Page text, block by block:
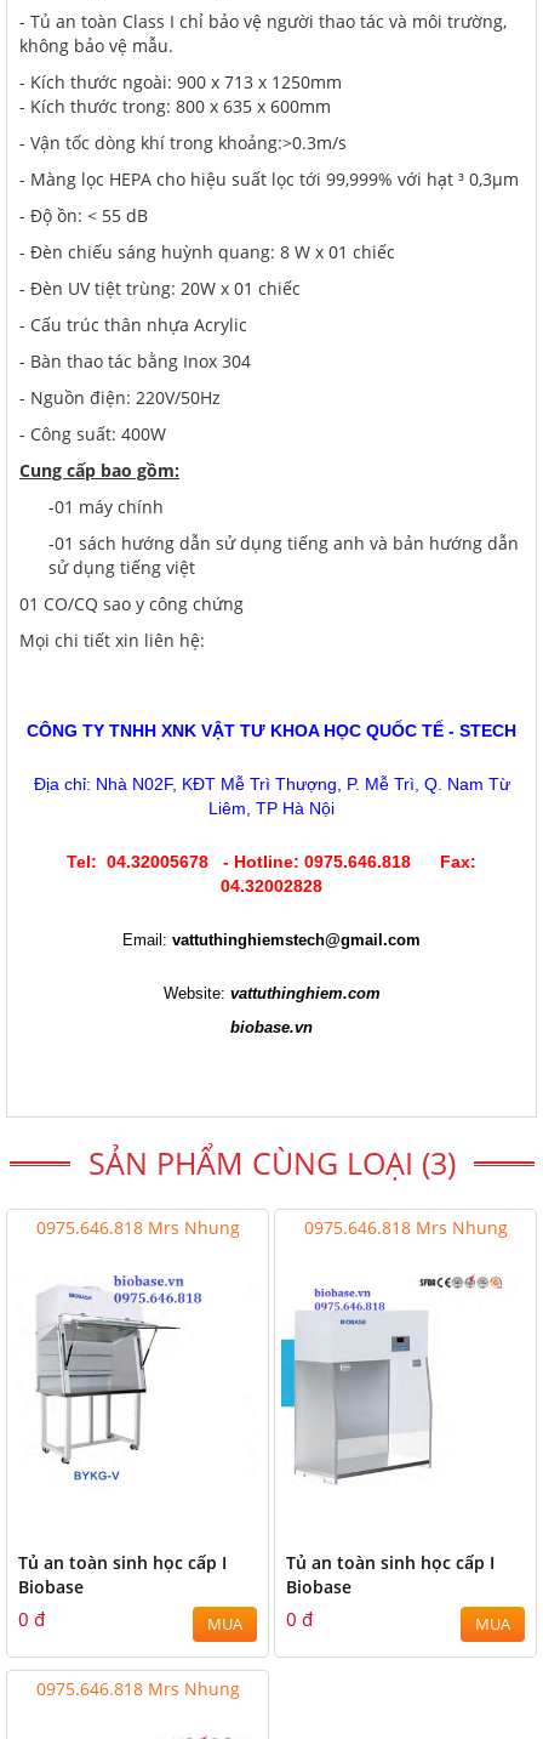
- Tủ an toàn Class I chỉ bảo vệ người thao tác và môi trường,
không bảo vệ mẫu.
- Kích thước ngoài: 900 x 713 x 1250mm
- Kích thước trong: 800 x 635 x 600mm
- Vận tốc dòng khí trong khoảng:>0.3m/s
- Màng lọc HEPA cho hiệu suất lọc tới 99,999% với hạt ³ 0,3µm
- Độ ồn: < 55 dB
- Đèn chiếu sáng huỳnh quang: 8 W x 01 chiếc
- Đèn UV tiệt trùng: 20W x 01 chiếc
- Cấu trúc thân nhựa Acrylic
- Bàn thao tác bằng Inox 304
- Nguồn điện: 220V/50Hz
- Công suất: 400W
Cung cấp bao gồm:
-01 máy chính
-01 sách hướng dẫn sử dụng tiếng anh và bản hướng dẫn
sử dụng tiếng việt
01 CO/CQ sao y công chứng
Mọi chi tiết xin liên hệ:
CÔNG TY TNHH XNK VẬT TƯ KHOA HỌC QUỐC TẾ - STECH
Địa chỉ: Nhà N02F, KĐT Mễ Trì Thượng, P. Mễ Trì, Q. Nam Từ
Liêm, TP Hà Nội
Tel: 04.32005678 - Hotline: 0975.646.818 Fax:
04.32002828
Email: vattuthinghiemstech@gmail.com
Website: vattuthinghiem.com
biobase.vn
SẢN PHẨM CÙNG LOẠI (3)
0975.646.818 Mrs Nhung
Tủ an toàn sinh học cấp I
Biobase
0 đ MUA
0975.646.818 Mrs Nhung
Tủ an toàn sinh học cấp I
Biobase
0 đ MUA
0975.646.818 Mrs Nhung